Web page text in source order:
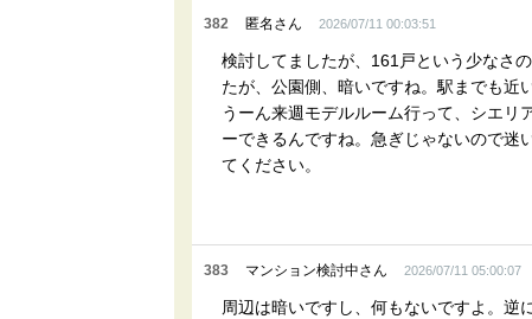
382 匿名さん 2026/07/11 00:03:51
検討してましたが、161戸という少なさ
たが、公園側、暗いですね。駅までも近
うーん来週モデルルーム行って、シエリ
ーできるんですね。急ぎじゃないので迷
てください。
383 マンション検討中さん 2026/07/11 05:00:07
周辺は暗いですし、何もないですよ。逆